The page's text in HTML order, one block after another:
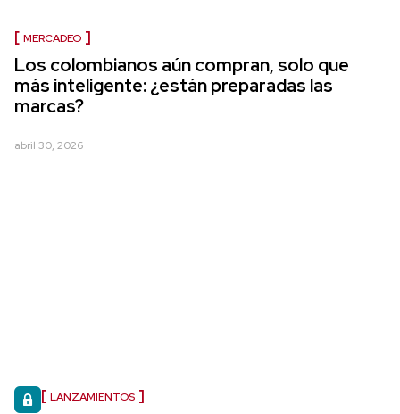
MERCADEO
Los colombianos aún compran, solo que
más inteligente: ¿están preparadas las
marcas?
abril 30, 2026
LANZAMIENTOS